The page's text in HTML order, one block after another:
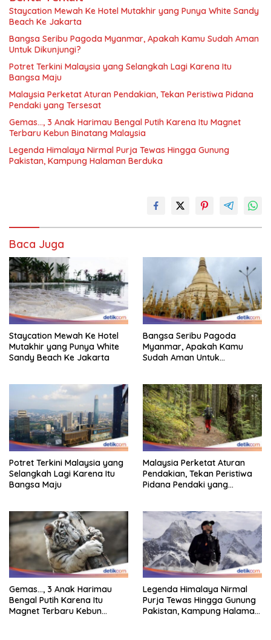
Staycation Mewah Ke Hotel Mutakhir yang Punya White Sandy
Beach Ke Jakarta
Bangsa Seribu Pagoda Myanmar, Apakah Kamu Sudah Aman
Untuk Dikunjungi?
Potret Terkini Malaysia yang Selangkah Lagi Karena Itu
Bangsa Maju
Malaysia Perketat Aturan Pendakian, Tekan Peristiwa Pidana
Pendaki yang Tersesat
Gemas…, 3 Anak Harimau Bengal Putih Karena Itu Magnet
Terbaru Kebun Binatang Malaysia
Legenda Himalaya Nirmal Purja Tewas Hingga Gunung
Pakistan, Kampung Halaman Berduka
Baca Juga
Staycation Mewah Ke Hotel
Mutakhir yang Punya White
Sandy Beach Ke Jakarta
Bangsa Seribu Pagoda
Myanmar, Apakah Kamu
Sudah Aman Untuk
Potret Terkini Malaysia yang
Selangkah Lagi Karena Itu
Bangsa Maju
Malaysia Perketat Aturan
Pendakian, Tekan Peristiwa
Pidana Pendaki yang
Gemas…, 3 Anak Harimau
Bengal Putih Karena Itu
Magnet Terbaru Kebun
Legenda Himalaya Nirmal
Purja Tewas Hingga Gunung
Pakistan, Kampung Halaman